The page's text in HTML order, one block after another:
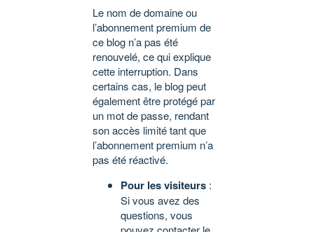
Le nom de domaine ou
l’abonnement premium de
ce blog n’a pas été
renouvelé, ce qui explique
cette interruption. Dans
certains cas, le blog peut
également être protégé par
un mot de passe, rendant
son accès limité tant que
l’abonnement premium n’a
pas été réactivé.
Pour les visiteurs :
Si vous avez des
questions, vous